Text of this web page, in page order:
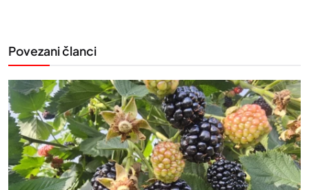
Povezani članci